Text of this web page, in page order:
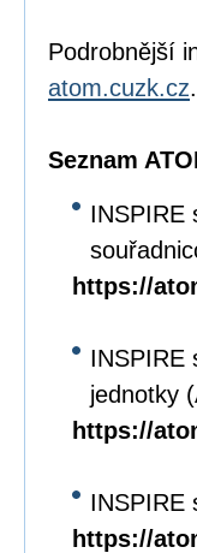
Podrobnější
atom.cuzk.cz.
Seznam
INSPIRE
https://
INSPIRE
jednotky
https://
INSPIRE
https://